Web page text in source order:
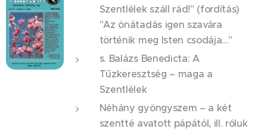
Szentlélek száll rád!" (fordítás)
"Az önátadás igen szavára
történik meg Isten csodája..."
s. Balázs Benedicta: A
Tűzkeresztség – maga a
Szentlélek
Néhány gyöngyszem – a két
szentté avatott pápától, ill. róluk